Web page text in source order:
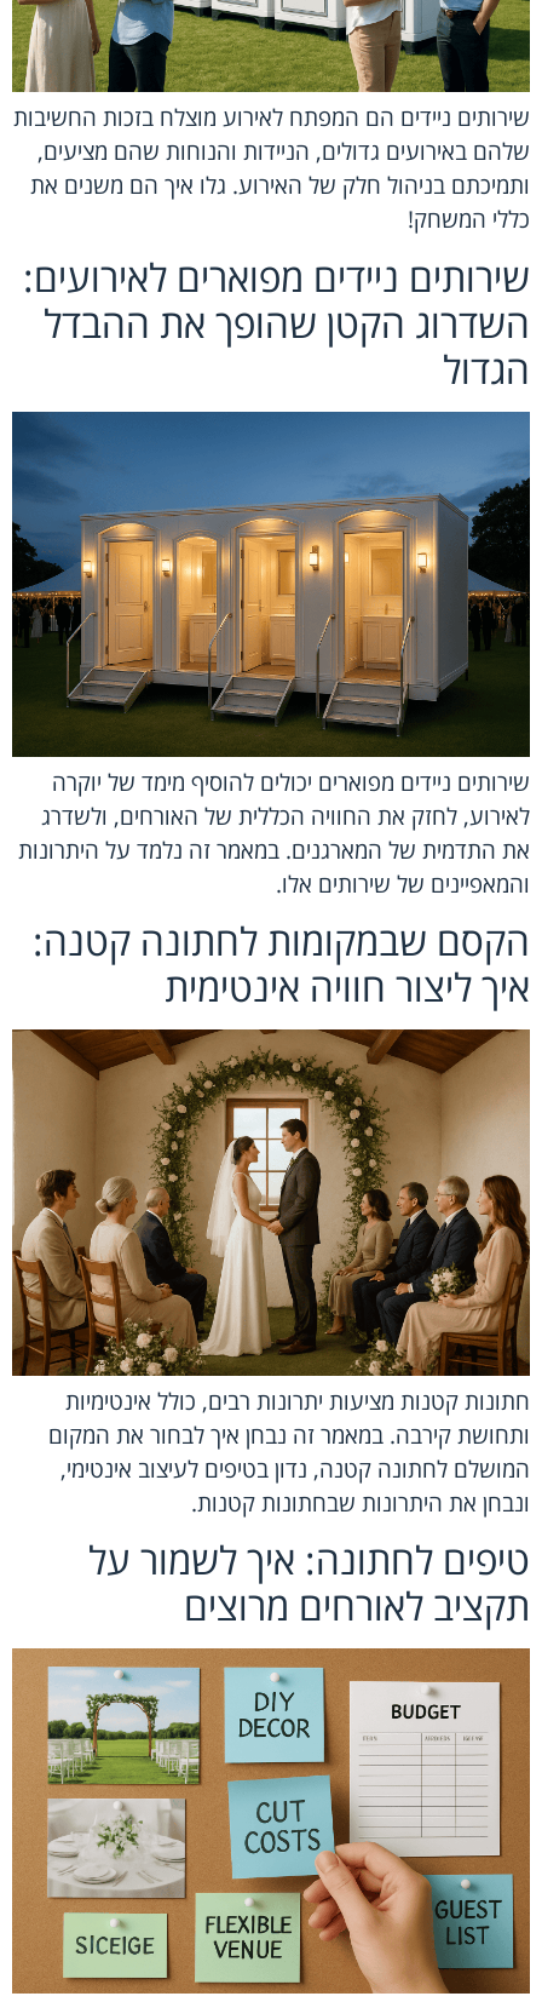
שירותים ניידים הם המפתח לאירוע מוצלח בזכות החשיבות
שלהם באירועים גדולים, הניידות והנוחות שהם מציעים,
ותמיכתם בניהול חלק של האירוע. גלו איך הם משנים את
כללי המשחק!
שירותים ניידים מפוארים לאירועים:
השדרוג הקטן שהופך את ההבדל
הגדול
שירותים ניידים מפוארים יכולים להוסיף מימד של יוקרה
לאירוע, לחזק את החוויה הכללית של האורחים, ולשדרג
את התדמית של המארגנים. במאמר זה נלמד על היתרונות
והמאפיינים של שירותים אלו.
הקסם שבמקומות לחתונה קטנה:
איך ליצור חוויה אינטימית
חתונות קטנות מציעות יתרונות רבים, כולל אינטימיות
ותחושת קירבה. במאמר זה נבחן איך לבחור את המקום
המושלם לחתונה קטנה, נדון בטיפים לעיצוב אינטימי,
ונבחן את היתרונות שבחתונות קטנות.
טיפים לחתונה: איך לשמור על
תקציב לאורחים מרוצים